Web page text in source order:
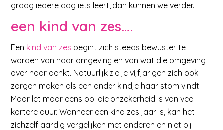
graag iedere dag iets leert, dan kunnen we verder.
een kind van zes….
Een kind van zes begint zich steeds bewuster te
worden van haar omgeving en van wat die omgeving
over haar denkt. Natuurlijk zie je vijfjarigen zich ook
zorgen maken als een ander kindje haar stom vindt.
Maar let maar eens op: die onzekerheid is van veel
kortere duur. Wanneer een kind zes jaar is, kan het
zichzelf aardig vergelijken met anderen en niet bij